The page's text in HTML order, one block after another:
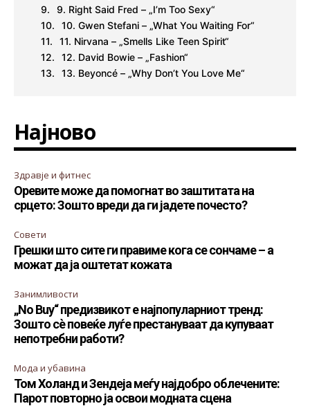
9. Right Said Fred – „I’m Too Sexy“
10. Gwen Stefani – „What You Waiting For“
11. Nirvana – „Smells Like Teen Spirit“
12. David Bowie – „Fashion“
13. Beyoncé – „Why Don’t You Love Me“
Најново
Здравје и фитнес
Оревите може да помогнат во заштитата на
срцето: Зошто вреди да ги јадете почесто?
Совети
Грешки што сите ги правиме кога се сончаме – а
можат да ја оштетат кожата
Занимливости
„No Buy“ предизвикот е најпопуларниот тренд:
Зошто сè повеќе луѓе престануваат да купуваат
непотребни работи?
Мода и убавина
Том Холанд и Зендеја меѓу најдобро облечените:
Парот повторно ја освои модната сцена